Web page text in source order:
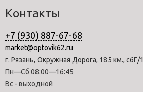
Контакты
+7 (930) 887-67-68
market@optovik62.ru
г. Рязань, Окружная Дорога, 185 км., с6Г/1
Пн—Сб 08:00—16:45
Вс - выходной